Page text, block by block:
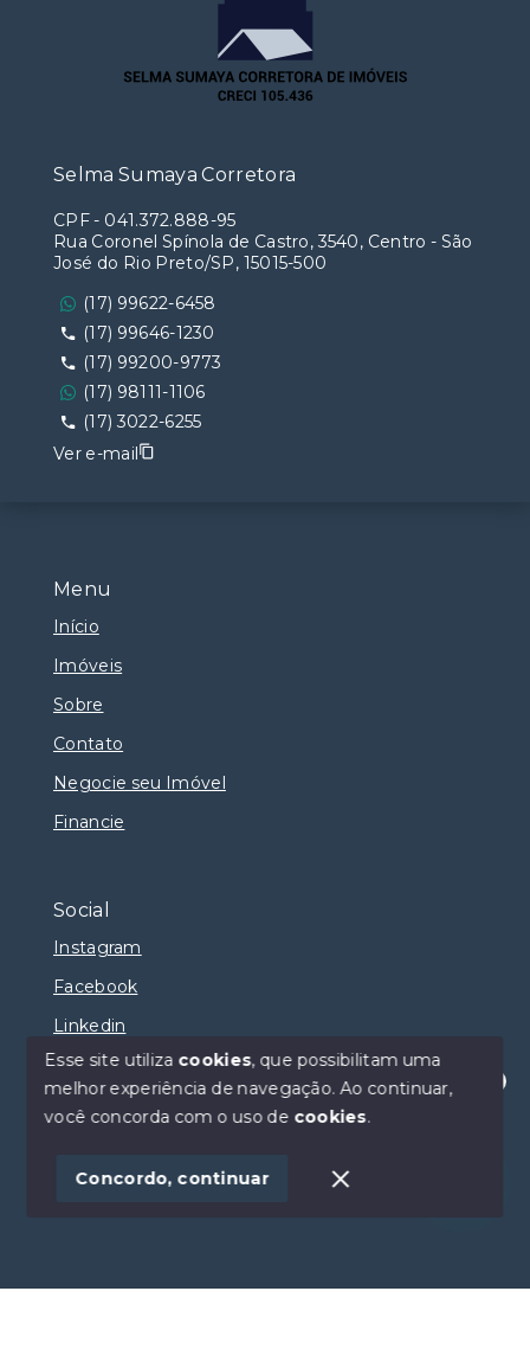
Olá! Estamos disponíveis para te ajudar.
Menu
Início
Imóveis
Sobre
Contato
Negocie seu Imóvel
Financie
Social
Instagram
Facebook
Linkedin
© Copyright 2026 - Selma Sumaya Corretora - Todos
SITE PARA IMOBILIARIA
Selma Sumaya Corretora
CPF- 041.372.888-95
Rua Coronel Spínola de Castro, 3540, Centro - São
José do Rio Preto/SP, 15015-500
(17) 99622-6458
(17) 99646-1230
(17) 99200-9773
(17) 98111-1106
(17) 3022-6255
Ver e-mail
Esse site utiliza cookies, que possibilitam uma
melhor experiência de navegação.Ao continuar,
você concorda com o uso de cookies.
Concordo, continuar